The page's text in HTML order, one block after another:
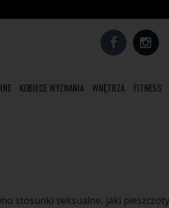
KOBIECE WYZNANIA WNĘTRZA FITNESS
stosunki seksualne, jaki